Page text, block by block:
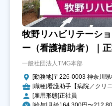
牧野リハビリテーシ
ー（看護補助者）｜
一般社団法人TMG本部
[勤務地]〒226-0003 神奈川
[職種]看護助手【病院／クリ
[雇用形態]正社員